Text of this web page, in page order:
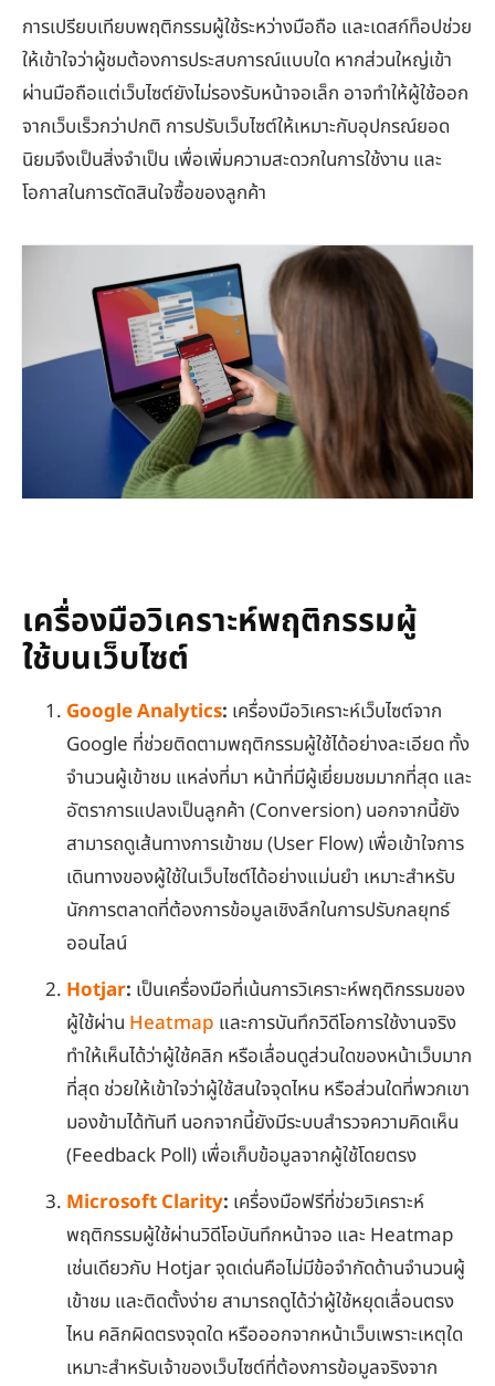
การเปรียบเทียบพฤติกรรมผู้ใช้ระหว่างมือถือ และเดสก์ท็อปช่วย
ให้เข้าใจว่าผู้ชมต้องการประสบการณ์แบบใด หากส่วนใหญ่เข้า
ผ่านมือถือแต่เว็บไซต์ยังไม่รองรับหน้าจอเล็ก อาจทำให้ผู้ใช้ออก
จากเว็บเร็วกว่าปกติ การปรับเว็บไซต์ให้เหมาะกับอุปกรณ์ยอด
นิยมจึงเป็นสิ่งจำเป็น เพื่อเพิ่มความสะดวกในการใช้งาน และ
โอกาสในการตัดสินใจซื้อของลูกค้า
เครื่องมือวิเคราะห์พฤติกรรมผู้
ใช้บนเว็บไซต์
Google Analytics: เครื่องมือวิเคราะห์เว็บไซต์จาก
Google ที่ช่วยติดตามพฤติกรรมผู้ใช้ได้อย่างละเอียด ทั้ง
จำนวนผู้เข้าชม แหล่งที่มา หน้าที่มีผู้เยี่ยมชมมากที่สุด และ
อัตราการแปลงเป็นลูกค้า (Conversion) นอกจากนี้ยัง
สามารถดูเส้นทางการเข้าชม (User Flow) เพื่อเข้าใจการ
เดินทางของผู้ใช้ในเว็บไซต์ได้อย่างแม่นยำ เหมาะสำหรับ
นักการตลาดที่ต้องการข้อมูลเชิงลึกในการปรับกลยุทธ์
ออนไลน์
Hotjar: เป็นเครื่องมือที่เน้นการวิเคราะห์พฤติกรรมของ
ผู้ใช้ผ่าน Heatmap และการบันทึกวิดีโอการใช้งานจริง
ทำให้เห็นได้ว่าผู้ใช้คลิก หรือเลื่อนดูส่วนใดของหน้าเว็บมาก
ที่สุด ช่วยให้เข้าใจว่าผู้ใช้สนใจจุดไหน หรือส่วนใดที่พวกเขา
มองข้ามได้ทันที นอกจากนี้ยังมีระบบสำรวจความคิดเห็น
(Feedback Poll) เพื่อเก็บข้อมูลจากผู้ใช้โดยตรง
Microsoft Clarity: เครื่องมือฟรีที่ช่วยวิเคราะห์
พฤติกรรมผู้ใช้ผ่านวิดีโอบันทึกหน้าจอ และ Heatmap
เช่นเดียวกับ Hotjar จุดเด่นคือไม่มีข้อจำกัดด้านจำนวนผู้
เข้าชม และติดตั้งง่าย สามารถดูได้ว่าผู้ใช้หยุดเลื่อนตรง
ไหน คลิกผิดตรงจุดใด หรือออกจากหน้าเว็บเพราะเหตุใด
เหมาะสำหรับเจ้าของเว็บไซต์ที่ต้องการข้อมูลจริงจาก